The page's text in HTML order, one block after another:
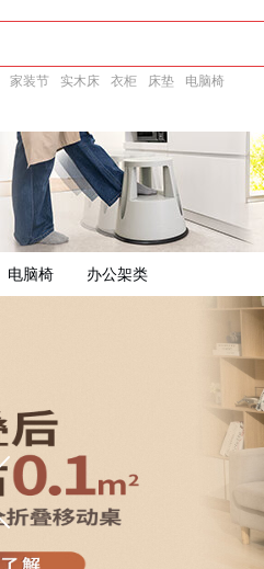
家装节 实木床 衣柜 床垫 电脑椅
电脑椅 办公架类